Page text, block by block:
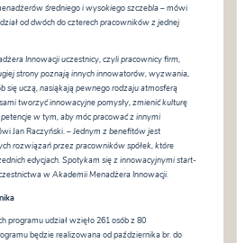
średniego i wysokiego szczebla– mówi
od dwóch do czterech pracowników z jednej
Innowacji uczestnicy, czyli pracownicy firm,
strony poznają innych innowatorów, wyzwania,
się uczą, nasiąkają pewnego rodzaju atmosferą
tworzyć innowacyjne pomysły, zmienić kulturę
w tym, aby móc pracować z innymi
Jan Raczyński. –Jednym z benefitów jest
rozwiązań przez pracowników spółek, które
edycjach. Spotykam się z innowacyjnymi start-
w Akademii Menadżera Innowacji.
programu udział wzięło 261 osób z 80
będzie realizowana od października br. do